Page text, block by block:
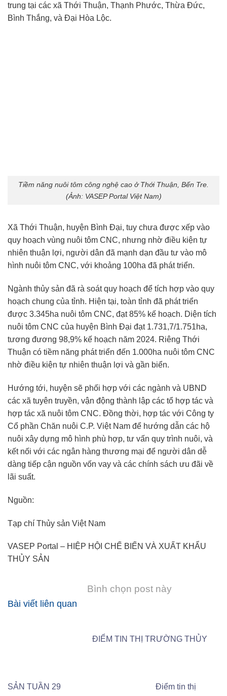
trung tại các xã Thới Thuận, Thạnh Phước, Thừa Đức,
Bình Thắng, và Đại Hòa Lộc.
Tiềm năng nuôi tôm công nghệ cao ở Thới Thuận, Bến Tre.
(Ảnh: VASEP Portal Việt Nam)
Xã Thới Thuận, huyện Bình Đại, tuy chưa được xếp vào
quy hoạch vùng nuôi tôm CNC, nhưng nhờ điều kiện tự
nhiên thuận lợi, người dân đã mạnh dạn đầu tư vào mô
hình nuôi tôm CNC, với khoảng 100ha đã phát triển.
Ngành thủy sản đã rà soát quy hoạch để tích hợp vào quy
hoạch chung của tỉnh. Hiện tại, toàn tỉnh đã phát triển
được 3.345ha nuôi tôm CNC, đạt 85% kế hoạch. Diện tích
nuôi tôm CNC của huyện Bình Đại đạt 1.731,7/1.751ha,
tương đương 98,9% kế hoạch năm 2024. Riêng Thới
Thuận có tiềm năng phát triển đến 1.000ha nuôi tôm CNC
nhờ điều kiện tự nhiên thuận lợi và gần biển.
Hướng tới, huyện sẽ phối hợp với các ngành và UBND
các xã tuyên truyền, vận động thành lập các tổ hợp tác và
hợp tác xã nuôi tôm CNC. Đồng thời, hợp tác với Công ty
Cổ phần Chăn nuôi C.P. Việt Nam để hướng dẫn các hộ
nuôi xây dựng mô hình phù hợp, tư vấn quy trình nuôi, và
kết nối với các ngân hàng thương mại để người dân dễ
dàng tiếp cận nguồn vốn vay và các chính sách ưu đãi về
lãi suất.
Nguồn:
Tạp chí Thủy sản Việt Nam
VASEP Portal – HIỆP HỘI CHẾ BIẾN VÀ XUẤT KHẨU
THỦY SẢN
Bình chọn post này
Bài viết liên quan
ĐIỂM TIN THỊ TRƯỜNG THỦY
SẢN TUẦN 29 Điểm tin thị